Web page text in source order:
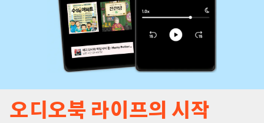
오디오북 라이프의 시작